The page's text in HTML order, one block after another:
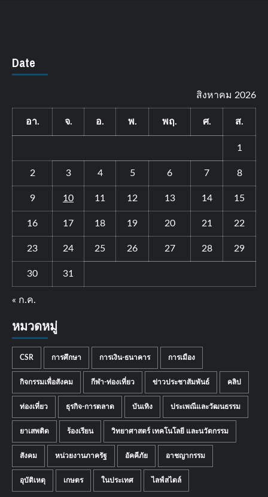
Date
สิงหาคม 2026
อา. จ. อ. พ. พฤ. ศ. ส.
1
2 3 4 5 6 7 8
9 10 11 12 13 14 15
16 17 18 19 20 21 22
23 24 25 26 27 28 29
30 31
« ก.ค.
หมวดหมู่
CSR การศึกษา การเงิน-ธนาคาร การเมือง
กิจกรรมเพื่อสังคม กีฬา-ท่องเที่ยว ข่าวประชาสัมพันธ์ คลิป
ท่องเที่ยว ธุรกิจ-การตลาด บันเทิง ประเพณีและวัฒนธรรม
ยาเสพติด ร้องเรียน วิทยาศาสตร์ เทคโนโลยี และนวัตกรรม
สังคม หน่วยงานภาครัฐ อัคคีภัย อาชญากรรม
อุบัติเหตุ เกษตร ในประเทศ ไลฟ์สไตล์